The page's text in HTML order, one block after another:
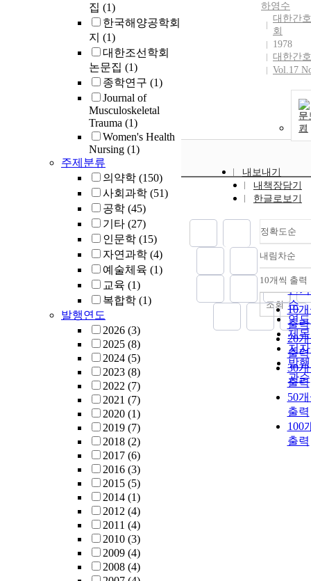
집 (1)
한국해양공학회
지 (1)
대한조선학회
논문집 (1)
종학연구 (1)
Journal of
Musculoskeletal
Trauma (1)
Women's Health
Nursing (1)
주제분류
의약학 (150)
사회과학 (51)
공학 (45)
기타 (27)
인문학 (15)
자연과학 (4)
예술체육 (1)
교육 (1)
복합학 (1)
발행연도
2026 (3)
2025 (8)
2024 (5)
2023 (8)
2022 (7)
2021 (7)
2020 (1)
2019 (7)
2018 (2)
2017 (6)
2016 (3)
2015 (5)
2014 (1)
2012 (4)
2011 (4)
2010 (3)
2009 (4)
2008 (4)
하영수
대한간
회
1978
대한간호
Vol.17
문
기
내보내기
내책장담기
한글로보기
정확도순
정
순
인
순
연
제
저
발
관순
내림차순
내
10개씩 출력
10
출력
20
출력
30
출력
50
출력
100
출력
조회